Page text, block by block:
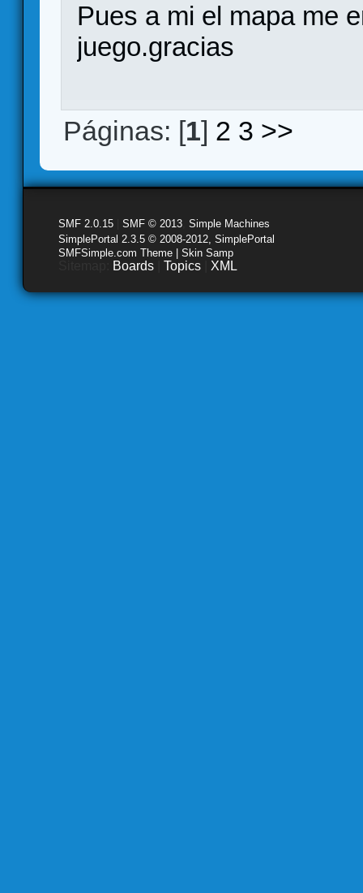
Pues a mi el mapa me
juego.gracias
Páginas: [1] 2 3 >>
SMF 2.0.15 SMF © 2013 Simple Machines
SimplePortal 2.3.5 © 2008-2012, SimplePortal
SMFSimple.com Theme | Skin Samp
Boards Topics XML